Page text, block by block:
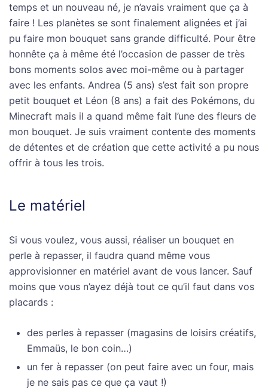
temps et un nouveau né, je n’avais vraiment que ça à
faire ! Les planètes se sont finalement alignées et j’ai
pu faire mon bouquet sans grande difficulté. Pour être
honnête ça à même été l’occasion de passer de très
bons moments solos avec moi-même ou à partager
avec les enfants. Andrea (5 ans) s’est fait son propre
petit bouquet et Léon (8 ans) a fait des Pokémons, du
Minecraft mais il a quand même fait l’une des fleurs de
mon bouquet. Je suis vraiment contente des moments
de détentes et de création que cette activité a pu nous
offrir à tous les trois.
Le matériel
Si vous voulez, vous aussi, réaliser un bouquet en
perle à repasser, il faudra quand même vous
approvisionner en matériel avant de vous lancer. Sauf
moins que vous n’ayez déjà tout ce qu’il faut dans vos
placards :
des perles à repasser (magasins de loisirs créatifs,
Emmaüs, le bon coin…)
un fer à repasser (on peut faire avec un four, mais
je ne sais pas ce que ça vaut !)